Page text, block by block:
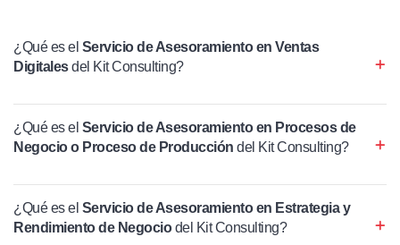
¿Qué es el Servicio de Asesoramiento en Ventas
Digitalesdel Kit Consulting?
¿Qué es el Servicio de Asesoramiento en Procesos de
Negocio o Proceso de Producción del Kit Consulting?
¿Qué es el Servicio de Asesoramiento en Estrategia y
Rendimiento de Negociodel Kit Consulting?